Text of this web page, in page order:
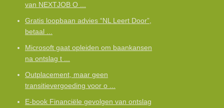
van NEXTJOB O ...
Gratis loopbaan advies “NL Leert Door”,
betaal ...
Microsoft gaat opleiden om baankansen
na ontslag t ...
Outplacement, maar geen
transitievergoeding voor o ...
E-book Financiële gevolgen van ontslag